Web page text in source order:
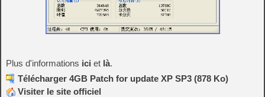
Plus d'informations ici et là.
Télécharger 4GB Patch for update XP SP3 (878 Ko)
Visiter le site officiel